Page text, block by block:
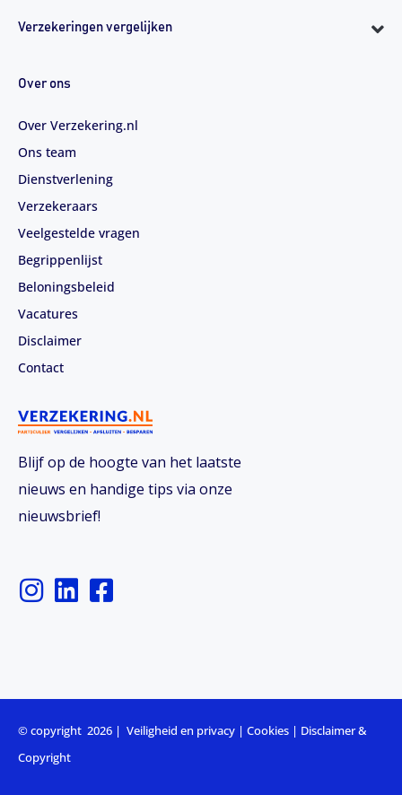
Blijf op de hoogte van het laatste
nieuws en handige tips via onze
nieuwsbrief!
I
n
g
r
a
L
i
d
i
n
F
a
o
o
Verzekeringen vergelijken
Over ons
Over Verzekering.nl
Ons team
Dienstverlening
Verzekeraars
Veelgestelde vragen
Begrippenlijst
Beloningsbeleid
Vacatures
Disclaimer
Contact
© copyright 2026 | Veiligheid en privacy | Cookies | Disclaimer &
Copyright